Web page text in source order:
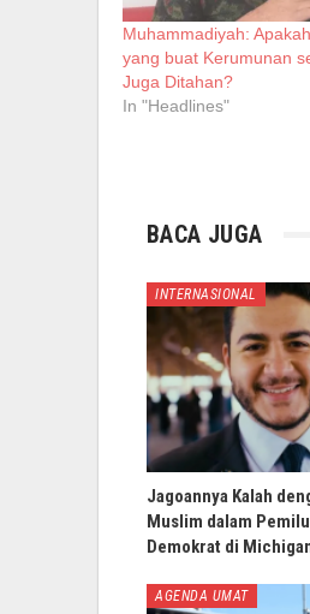
Muhammadiyah:
yang buat Kerumunan
Juga Ditahan?
In "Headlines"
BACA JUGA
INTERNASIONAL
Jagoannya Kalah
Muslim dalam
Demokrat di
AGENDA UMAT